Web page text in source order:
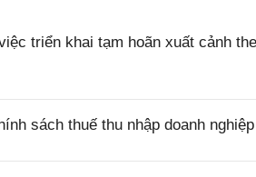
triển khai tạm hoãn xuất cảnh
sách thuế thu nhập doanh nghiệp